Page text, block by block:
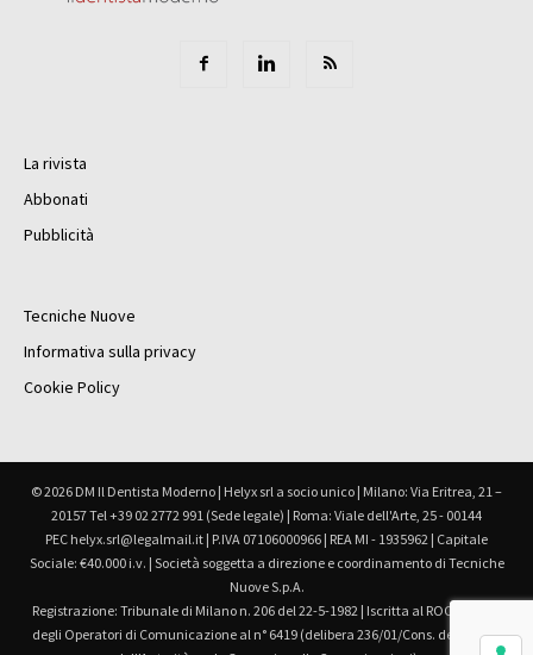
La rivista
Abbonati
Pubblicità
Tecniche Nuove
Informativa sulla privacy
Cookie Policy
© 2026 DM Il Dentista Moderno | Helyx srl a socio unico | Milano: Via Eritrea, 21 –
20157 Tel +39 02 2772 991 (Sede legale) | Roma: Viale dell'Arte, 25 - 00144
PEC helyx.srl@legalmail.it | P.IVA 07106000966 | REA MI - 1935962 | Capitale
Sociale: €40.000 i.v. | Società soggetta a direzione e coordinamento di Tecniche
Nuove S.p.A.
Registrazione: Tribunale di Milano n. 206 del 22-5-1982 | Iscritta al ROC Registro
degli Operatori di Comunicazione al n° 6419 (delibera 236/01/Cons. del 30.6.01